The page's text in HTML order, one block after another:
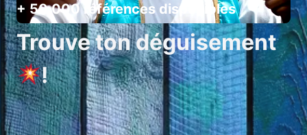
+ 50 000 références disponibles
Trouve ton déguisement
!